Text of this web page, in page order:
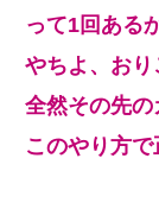
って1回ある
やちよ、お
全然その先
このやり方